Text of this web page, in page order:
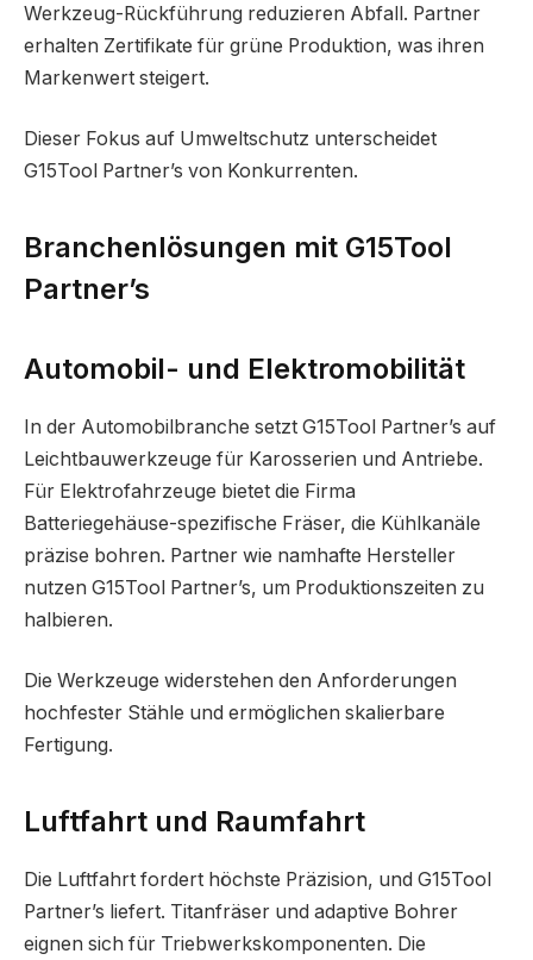
Werkzeug-Rückführung reduzieren Abfall. Partner
erhalten Zertifikate für grüne Produktion, was ihren
Markenwert steigert.
Dieser Fokus auf Umweltschutz unterscheidet
G15Tool Partner’s von Konkurrenten.
Branchenlösungen mit G15Tool
Partner’s
Automobil- und Elektromobilität
In der Automobilbranche setzt G15Tool Partner’s auf
Leichtbauwerkzeuge für Karosserien und Antriebe.
Für Elektrofahrzeuge bietet die Firma
Batteriegehäuse-spezifische Fräser, die Kühlkanäle
präzise bohren. Partner wie namhafte Hersteller
nutzen G15Tool Partner’s, um Produktionszeiten zu
halbieren.
Die Werkzeuge widerstehen den Anforderungen
hochfester Stähle und ermöglichen skalierbare
Fertigung.
Luftfahrt und Raumfahrt
Die Luftfahrt fordert höchste Präzision, und G15Tool
Partner’s liefert. Titanfräser und adaptive Bohrer
eignen sich für Triebwerkskomponenten. Die